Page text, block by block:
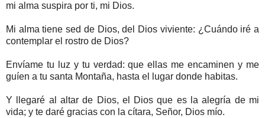
mi alma suspira por ti, mi Dios.
Mi alma tiene sed de Dios, del Dios viviente: ¿Cuándo iré a
contemplar el rostro de Dios?
Envíame tu luz y tu verdad: que ellas me encaminen y me
guíen a tu santa Montaña, hasta el lugar donde habitas.
Y llegaré al altar de Dios, el Dios que es la alegría de mi
vida; y te daré gracias con la cítara, Señor, Dios mío.